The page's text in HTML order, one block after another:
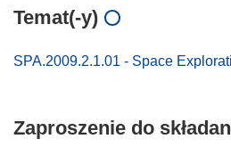
Temat(-y)
SPA.2009.2.1.01 - Space
Zaproszenie do